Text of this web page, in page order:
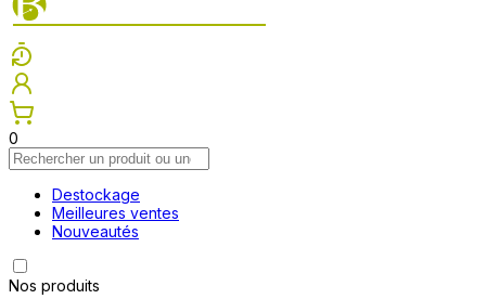
0
Destockage
Meilleures ventes
Nouveautés
Nos produits